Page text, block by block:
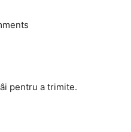
pentru a trimite.